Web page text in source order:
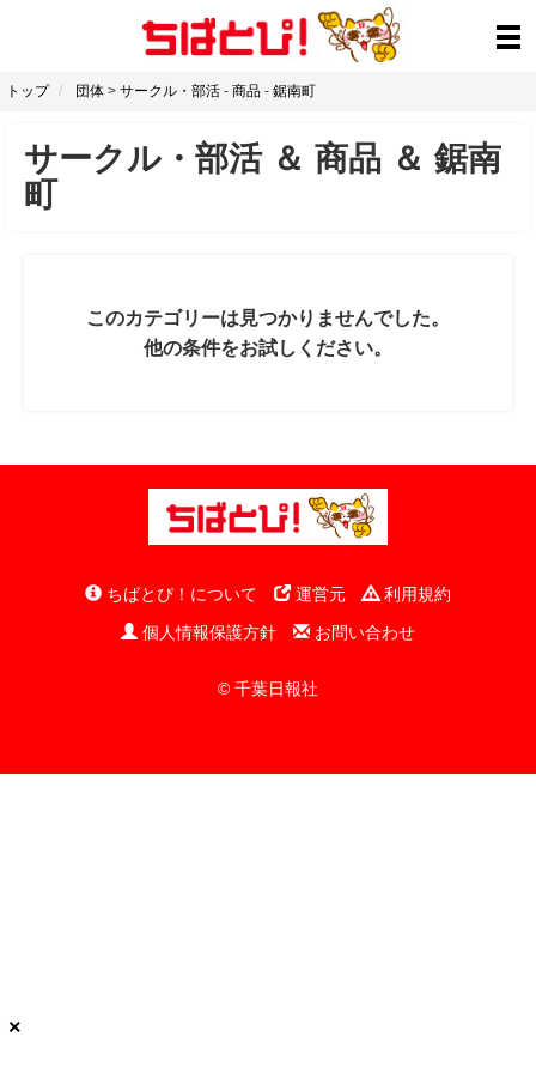
トップ 団体 > サークル・部活 - 商品 - 鋸南町
サークル・部活＆ 商品 ＆ 鋸南
町
このカテゴリーは見つかりませんでした。
他の条件をお試しください。
ちばとぴ！について 運営元
利用規約
個人情報保護方針
お問い合わせ
© 千葉日報社
×